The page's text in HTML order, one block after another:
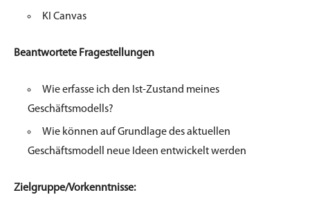
KI Canvas
Beantwortete Fragestellungen
Wie erfasse ich den Ist-Zustand meines
Geschäftsmodells?
Wie können auf Grundlage des aktuellen
Geschäftsmodell neue Ideen entwickelt werden
Zielgruppe/Vorkenntnisse: